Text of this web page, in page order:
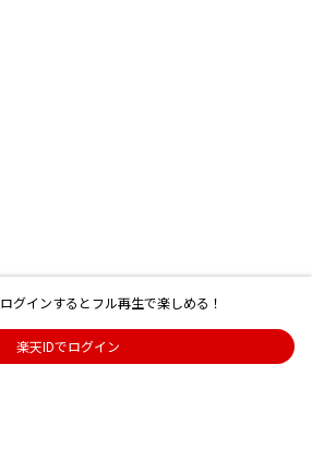
ログインするとフル再生で楽しめる！
楽天IDでログイン